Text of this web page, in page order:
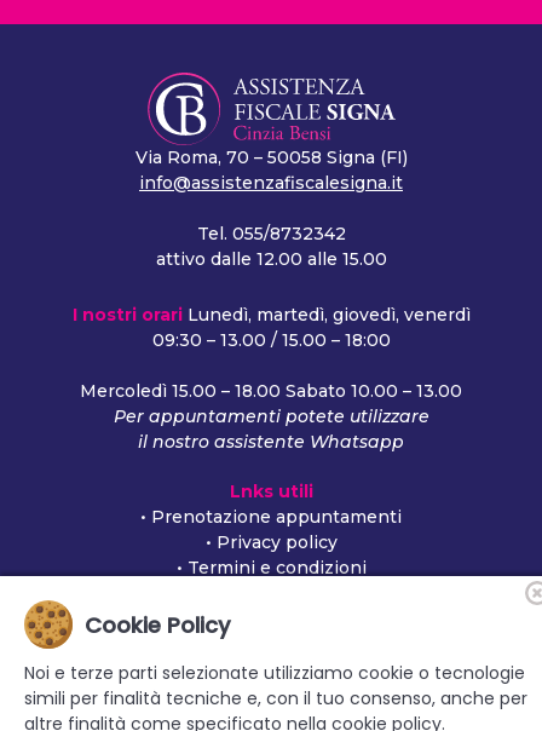
Via Roma, 70 – 50058 Signa (FI)
info@assistenzafiscalesigna.it
Tel. 055/8732342
attivo dalle 12.00 alle 15.00
I nostri orariLunedì, martedì, giovedì, venerdì
09:30 – 13.00 / 15.00 – 18:00
Mercoledì 15.00 – 18.00 Sabato 10.00 – 13.00
Per appuntamenti potete utilizzare
il nostro assistente Whatsapp
Lnks utili
• Prenotazione appuntamenti
• Privacy policy
• Termini e condizioni
Seguici su
Cookie Policy
Noi e terze parti selezionate utilizziamo cookie o tecnologie
simili per finalità tecniche e, con il tuo consenso, anche per
altre finalità come specificato nella cookie policy.